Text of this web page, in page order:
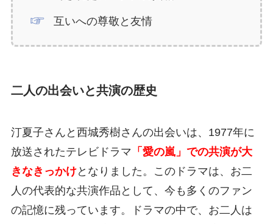
互いへの尊敬と友情
二人の出会いと共演の歴史
汀夏子さんと西城秀樹さんの出会いは、1977年に
放送されたテレビドラマ 「愛の嵐」での共演が大
きなきっかけとなりました。このドラマは、お二
人の代表的な共演作品として、今も多くのファン
の記憶に残っています。ドラマの中で、お二人は